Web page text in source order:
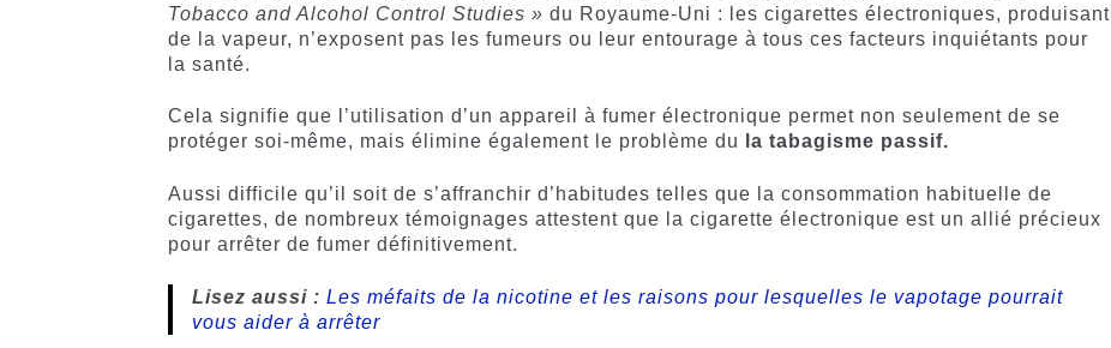
Tobacco and Alcohol Control Studies » du Royaume-Uni : les cigarettes électroniques, produisant
de la vapeur, n’exposent pas les fumeurs ou leur entourage à tous ces facteurs inquiétants pour
la santé.
Cela signifie que l’utilisation d’un appareil à fumer électronique permet non seulement de se
protéger soi-même, mais élimine également le problème du
la tabagisme passif.
Aussi difficile qu’il soit de s’affranchir d’habitudes telles que la consommation habituelle de
cigarettes, de nombreux témoignages attestent que la cigarette électronique est un allié précieux
pour arrêter de fumer définitivement.
Lisez aussi :Les méfaits de la nicotine et les raisons pour lesquelles le vapotage pourrait
vous aider à arrêter